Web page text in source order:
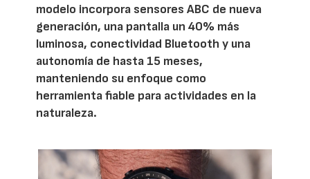
modelo incorpora sensores ABC de nueva
generación, una pantalla un 40% más
luminosa, conectividad Bluetooth y una
autonomía de hasta 15 meses,
manteniendo su enfoque como
herramienta fiable para actividades en la
naturaleza.